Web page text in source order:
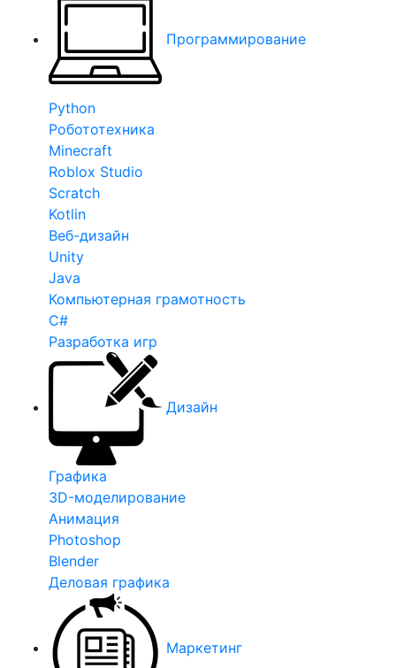
Программирование
Python
Робототехника
Minecraft
Roblox Studio
Scratch
Kotlin
Веб-дизайн
Unity
Java
Компьютерная грамотность
C#
Разработка игр
Дизайн
Графика
3D-моделирование
Анимация
Photoshop
Blender
Деловая графика
Маркетинг